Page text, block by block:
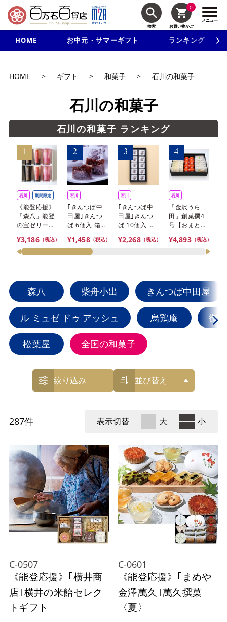
検索
0
お買い物かご
メニュー
HOME お中元・サマーギフト ランキング
新規入会で3千円以上で使える500円クーポンを進呈！
HOME > ギフト > 和菓子 > 石川の和菓子
石川の和菓子
石川の和菓子 ランキング
石川 期間限定
《能登応援》
「森八」能登
の宝ゼリー詰
【おまとめ便
対象】
¥3,186（税込）
石川
｢きんつば中
田屋｣きんつ
ば 6個入 箱
対象】
¥1,458（税込）
石川
｢きんつば中
田屋｣きんつ
ば 10個入 箱
対象】
¥2,268（税込）
石川
「金沢うら
田」創菓撰4
号【おまとめ
¥4,893（税込）
森八 柴舟小出 きんつば中田屋
ル ミュゼ ドゥ アッシュ 烏鶏庵 御
松葉屋 全国の和菓子
絞り込み 並び替え
287件 表示切替 大 小
C-0507
《能登応援》｢横井商
店｣横井の米飴セレク
トギフト
C-0601
《能登応援》｢まめや
金澤萬久｣萬久撰菓
〈夏〉